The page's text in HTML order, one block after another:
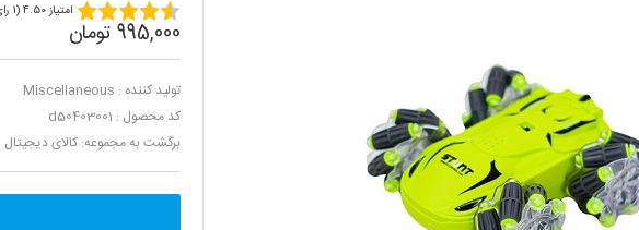
امتیاز 4.50 (1 رای)
995,000 تومان
تولید کننده : Miscellaneous
کد محصول : d50403001
برگشت به مجموعه: کالای دیجیتال